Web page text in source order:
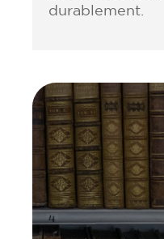
durablement.